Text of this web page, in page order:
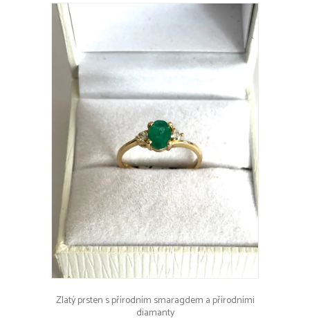
Zlatý prsten s přírodním smaragdem a přírodními
diamanty